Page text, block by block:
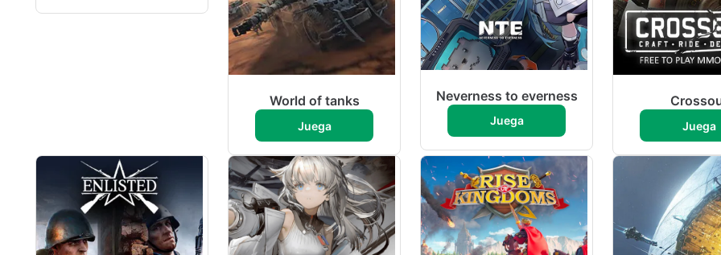
World of tanks
Juega
Neverness to everness
Juega Juega